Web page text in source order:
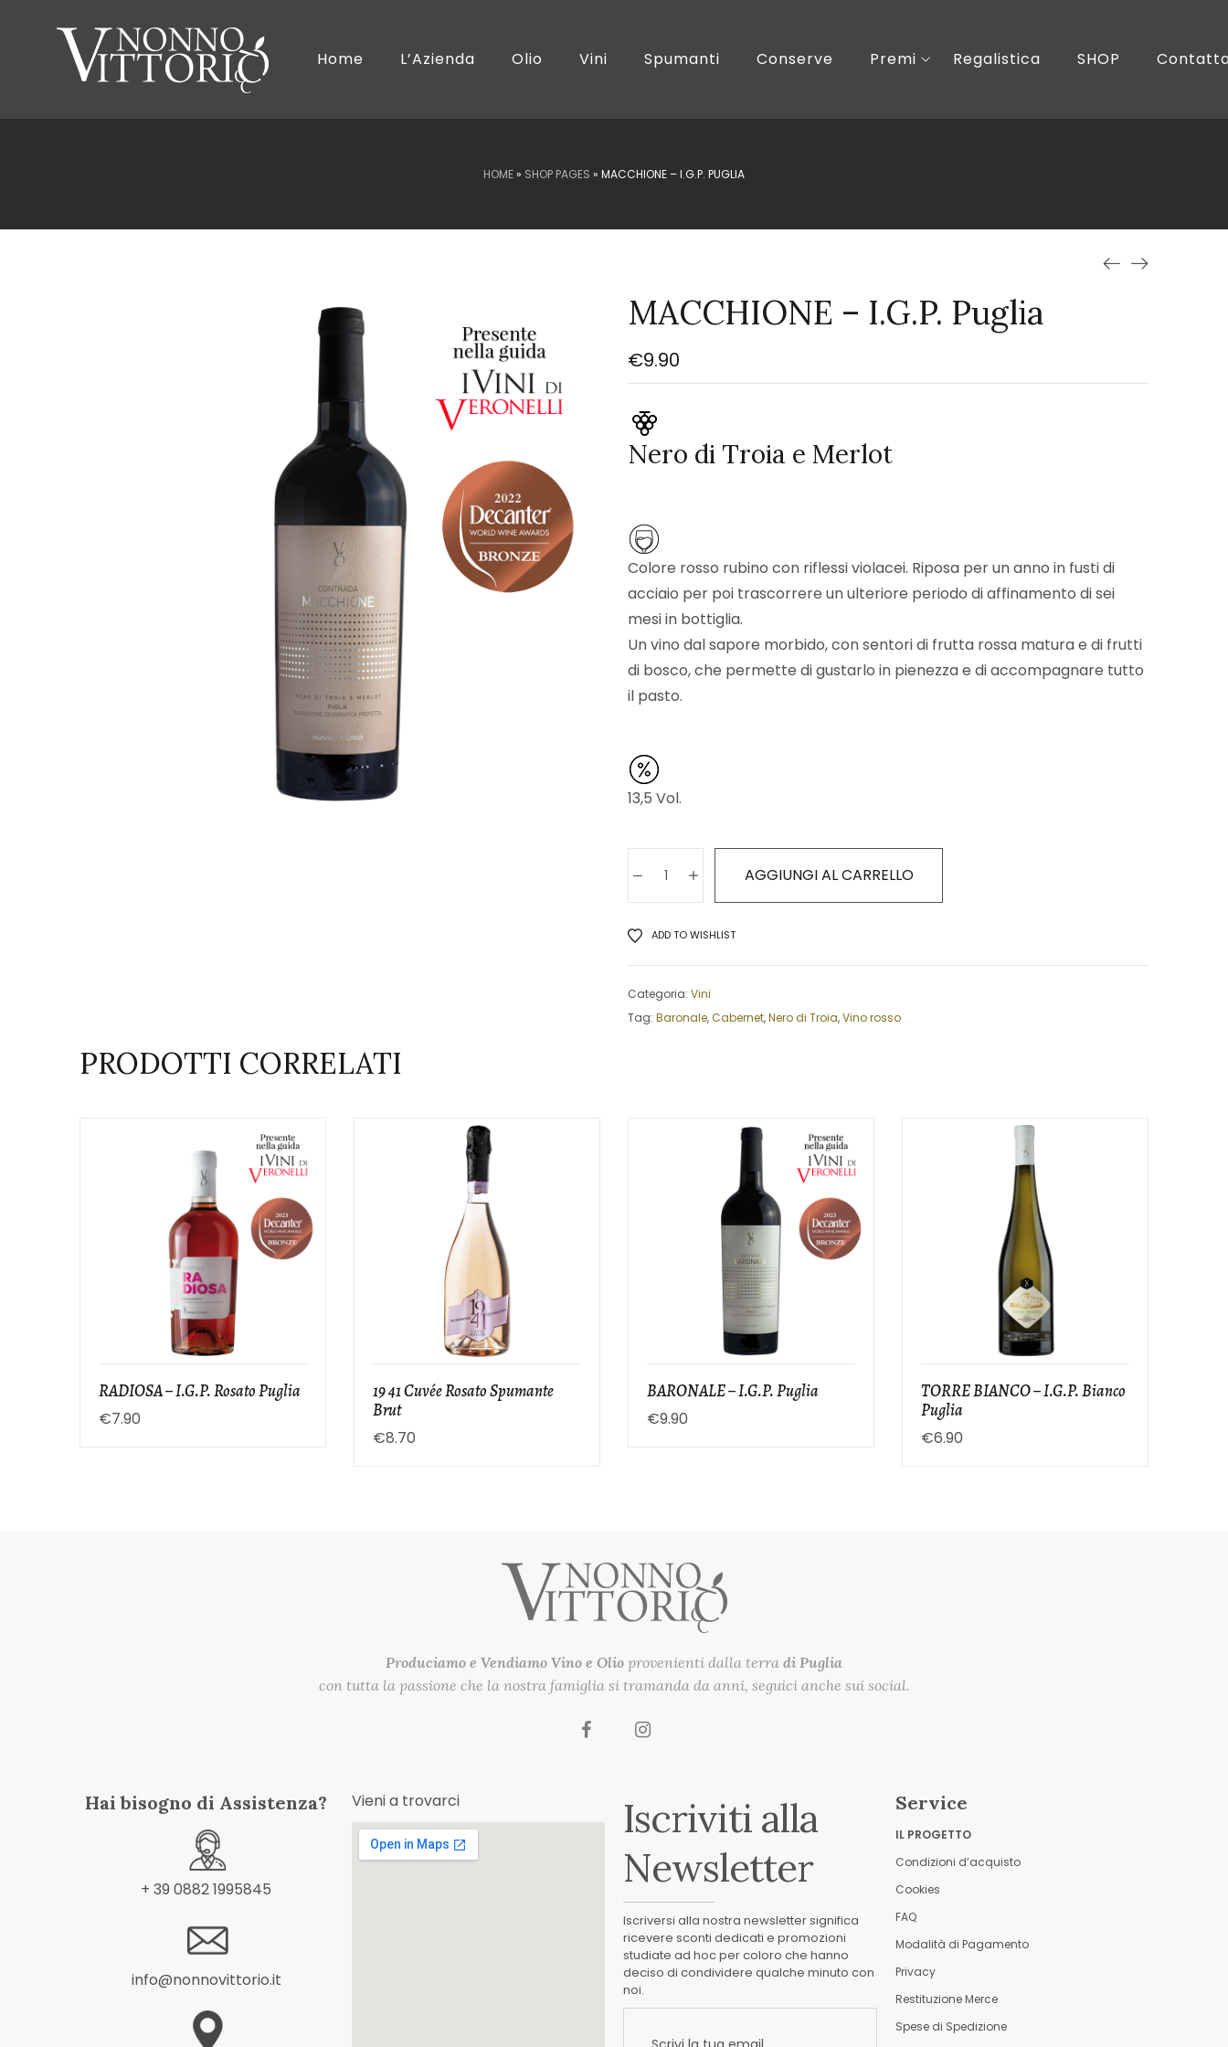
Home L’Azienda Olio Vini Spumanti Conserve Premi Regalistica SHOP
HOME» SHOP PAGES » MACCHIONE – I.G.P. PUGLIA
MACCHIONE – I.G.P. Puglia
€9.90
Nero di Troia e Merlot
Colore rosso rubino con riflessi violacei. Riposa per un anno in fusti di
acciaio per poi trascorrere un ulteriore periodo di affinamento di sei
mesi in bottiglia.
Un vino dal sapore morbido, con sentori di frutta rossa matura e di frutti
di bosco, che permette di gustarlo in pienezza e di accompagnare tutto
il pasto.
13,5 Vol.
AGGIUNGI AL CARRELLO
ADD TO WISHLIST
Categoria: Vini
Tag: Baronale,Cabernet,Nero di Troia,Vino rosso
PRODOTTI CORRELATI
RADIOSA – I.G.P. Rosato Puglia
€7.90
19 41 Cuvée Rosato Spumante
Brut
€8.70
BARONALE – I.G.P. Puglia
€9.90
TORRE BIANCO – I.G.P. Bianco
Puglia
€6.90
Produciamo e Vendiamo Vino e Olio provenienti dalla terra di Puglia
con tutta la passione che la nostra famiglia si tramanda da anni, seguici anche sui social.
Hai bisogno di Assistenza?
+ 39 0882 1995845
info@nonnovittorio.it
Vieni a trovarci
Iscriviti alla
Newsletter
Iscriversi alla nostra newsletter significa
ricevere sconti dedicati e promozioni
studiate ad hoc per coloro che hanno
deciso di condividere qualche minuto con
noi.
Service
IL PROGETTO
Condizioni d’acquisto
Cookies
FAQ
Modalità di Pagamento
Privacy
Restituzione Merce
Spese di Spedizione